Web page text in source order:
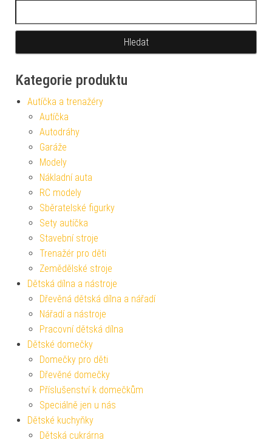
Kategorie produktu
Autíčka a trenažéry
Autíčka
Autodráhy
Garáže
Modely
Nákladní auta
RC modely
Sběratelské figurky
Sety autíčka
Stavební stroje
Trenažér pro děti
Zemědělské stroje
Dětská dílna a nástroje
Dřevěná dětská dílna a nářadí
Nářadí a nástroje
Pracovní dětská dílna
Dětské domečky
Domečky pro děti
Dřevěné domečky
Příslušenství k domečkům
Speciálně jen u nás
Dětské kuchyňky
Dětská cukrárna